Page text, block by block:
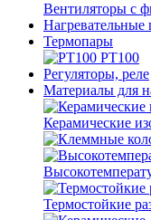
Вентиляторы с
Нагревательные
Термопары
PT100
Регуляторы, реле
Материалы для
Керамические
Термостойкие